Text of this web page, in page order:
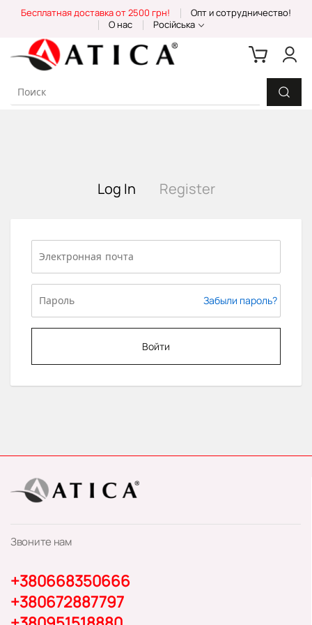
Content
Бесплатная доставка от 2500 грн!
Опт и сотрудничество!
О нас
Російська
Log In Register
Забыли пароль?
Войти
Звоните нам
+380668350666
+380672887797